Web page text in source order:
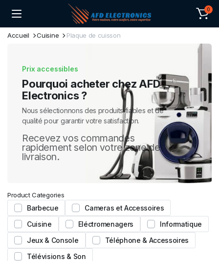
0
Accueil Cuisine Plaque de cuisson
Prix accessibles
Pourquoi acheter chez AFD
Electronics ?
Nous sélectionnons des produits fiables et de
qualité pour garantir votre satisfaction.
Recevez vos commandes
rapidement selon votre zone de
livraison.
Product Categories
Barbecue
Cameras et Accessoires
Cuisine
Eléctromenagers
Informatique
Jeux & Console
Téléphone & Accessoires
Télévisions & Son